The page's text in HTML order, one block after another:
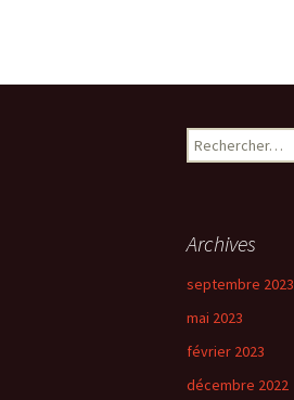
R
e
r
e
r
:
Archives
septembre 2023
mai 2023
février 2023
décembre 2022